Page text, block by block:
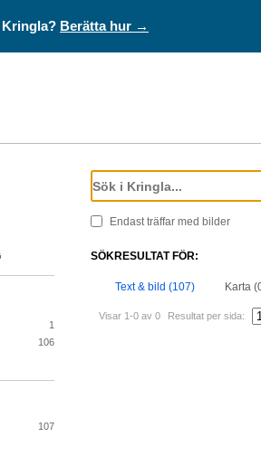
Kringla? Berätta hur →
Endast träffar med bilder
SÖKRESULTAT FÖR:
Text & bild (107) Karta
Visar 1-0 av 0 Resultat per sida:
1
106
107